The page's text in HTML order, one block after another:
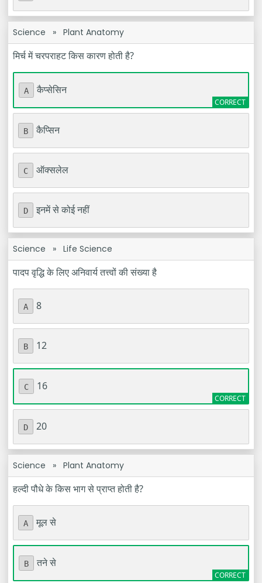
Science » Plant Anatomy
मिर्च में चरपराहट किस कारण होती है?
A कैप्सेसिन
B कैप्सिन
C ऑक्सलेल
D इनमें से कोई नहीं
Science » Life Science
पादप वृद्धि के लिए अनिवार्य तत्त्वों की संख्या है
A 8
B 12
C 16
D 20
Science » Plant Anatomy
हल्दी पौधे के किस भाग से प्राप्त होती है?
A मूल से
B तने से